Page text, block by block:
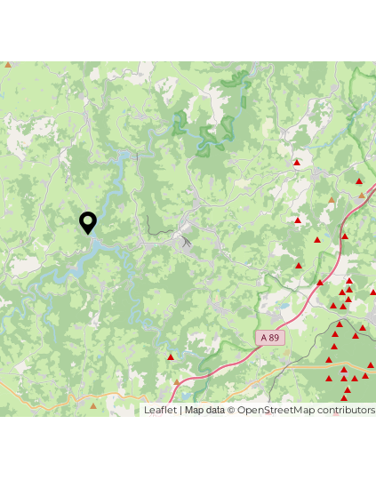
Leaflet| Map data ©OpenStreetMap contributors